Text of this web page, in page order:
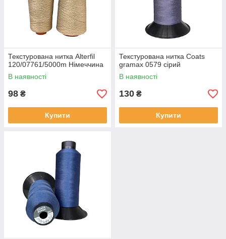
Текстурована нитка Alterfil
120/07761/5000m Німеччина
В наявності
98 ₴
Купити
Текстурована нитка Coats
gramax 0579 сірий
В наявності
130 ₴
Купити